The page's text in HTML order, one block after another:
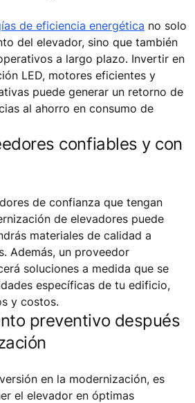
de eficiencia energética no solo
del elevador, sino que también
a largo plazo. Invertir en
LED, motores eficientes y
puede generar un retorno de
al ahorro en consumo de
confiables y con
de confianza que tengan
de elevadores puede
materiales de calidad a
Además, un proveedor
soluciones a medida que se
específicas de tu edificio,
y costos.
preventivo después
en la modernización, es
el elevador en óptimas